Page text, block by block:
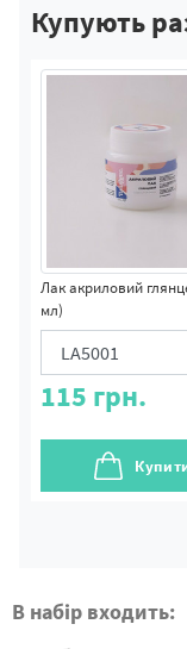
Купують
Лак акриловий
мл)
115 грн.
В набір входить: